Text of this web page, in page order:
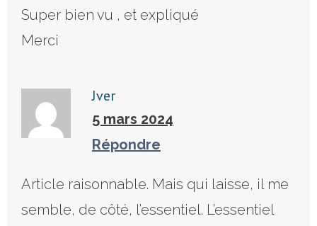
Super bien vu , et expliqué
Merci
Jver
5 mars 2024
Répondre
Article raisonnable. Mais qui laisse, il me
semble, de côté, l’essentiel. L’essentiel